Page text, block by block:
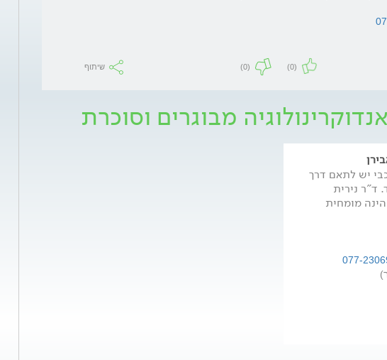
(0)
(0) שיתוף
מבוגרים וסוכרת
יש לתאם דרך
ד"ר נירית
מומחית
077-